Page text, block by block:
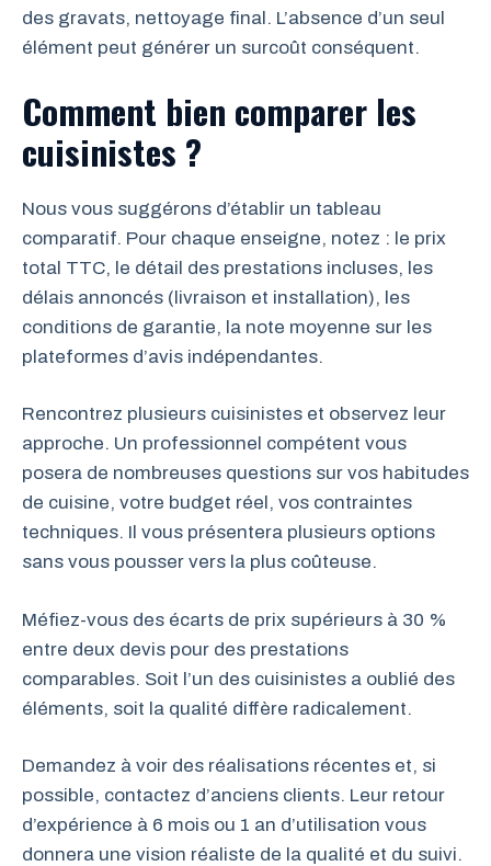
des gravats, nettoyage final. L’absence d’un seul
élément peut générer un surcoût conséquent.
Comment bien comparer les
cuisinistes ?
Nous vous suggérons d’établir un tableau
comparatif. Pour chaque enseigne, notez : le prix
total TTC, le détail des prestations incluses, les
délais annoncés (livraison et installation), les
conditions de garantie, la note moyenne sur les
plateformes d’avis indépendantes.
Rencontrez plusieurs cuisinistes et observez leur
approche. Un professionnel compétent vous
posera de nombreuses questions sur vos habitudes
de cuisine, votre budget réel, vos contraintes
techniques. Il vous présentera plusieurs options
sans vous pousser vers la plus coûteuse.
Méfiez-vous des écarts de prix supérieurs à 30 %
entre deux devis pour des prestations
comparables. Soit l’un des cuisinistes a oublié des
éléments, soit la qualité diffère radicalement.
Demandez à voir des réalisations récentes et, si
possible, contactez d’anciens clients. Leur retour
d’expérience à 6 mois ou 1 an d’utilisation vous
donnera une vision réaliste de la qualité et du suivi.